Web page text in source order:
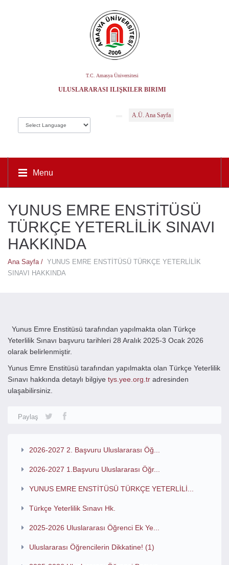
T.C. Amasya Üniversitesi
ULUSLARARASI İLIŞKILER BIRIMI
A.Ü. Ana Sayfa
Menu
YUNUS EMRE ENSTİTÜSÜ
TÜRKÇE YETERLİLİK SINAVI
HAKKINDA
Ana Sayfa / YUNUS EMRE ENSTİTÜSÜ TÜRKÇE YETERLİLİK
SINAVI HAKKINDA
Yunus Emre Enstitüsü tarafından yapılmakta olan Türkçe
Yeterlilik Sınavı başvuru tarihleri 28 Aralık 2025-3 Ocak 2026
olarak belirlenmiştir.
Yunus Emre Enstitüsü tarafından yapılmakta olan Türkçe Yeterlilik
Sınavı hakkında detaylı bilgiye tys.yee.org.tr adresinden
ulaşabilirsiniz.
Paylaş
2026-2027 2. Başvuru Uluslararası Öğ...
2026-2027 1.Başvuru Uluslararası Öğr...
YUNUS EMRE ENSTİTÜSÜ TÜRKÇE YETERLİLİ...
Türkçe Yeterlilik Sınavı Hk.
2025-2026 Uluslararası Öğrenci Ek Ye...
Uluslararası Öğrencilerin Dikkatine! (1)